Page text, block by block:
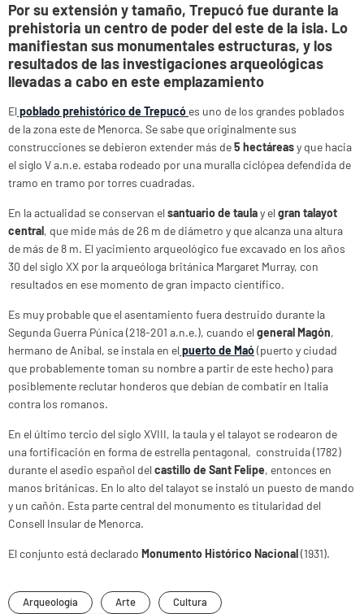
Por su extensión y tamaño, Trepucó fue durante la
prehistoria un centro de poder del este de la isla. Lo
manifiestan sus monumentales estructuras, y los
resultados de las investigaciones arqueológicas
llevadas a cabo en este emplazamiento
El poblado prehistórico de Trepucó es uno de los grandes poblados
de la zona este de Menorca. Se sabe que originalmente sus
construcciones se debieron extender más de5 hectáreasy que hacia
el siglo V a.n.e. estaba rodeado por una muralla ciclópea defendida de
tramo en tramo por torres cuadradas.
En la actualidad se conservan el santuario de taulay el gran talayot
central, que mide más de 26 m de diámetro y que alcanza una altura
de más de 8 m. El yacimiento arqueológico fue excavado en los años
30 del siglo XX por la arqueóloga británica Margaret Murray, con
resultados en ese momento de gran impacto científico.
Es muy probable que el asentamiento fuera destruido durante la
Segunda Guerra Púnica (218-201 a.n.e.), cuando el general Magón,
hermano de Anibal, se instala en el puerto de Maó(puerto y ciudad
que probablemente toman su nombre a partir de este hecho) para
posiblemente reclutar honderos que debían de combatir en Italia
contra los romanos.
En el último tercio del siglo XVIII, la taula y el talayot se rodearon de
una fortificación en forma de estrella pentagonal, construida (1782)
durante el asedio español del castillo de Sant Felipe, entonces en
manos británicas. En lo alto del talayot se instaló un puesto de mando
y un cañón. Esta parte central del monumento es titularidad del
Consell Insular de Menorca.
El conjunto está declarado Monumento Histórico Nacional(1931).
Arqueología Arte
Cultura